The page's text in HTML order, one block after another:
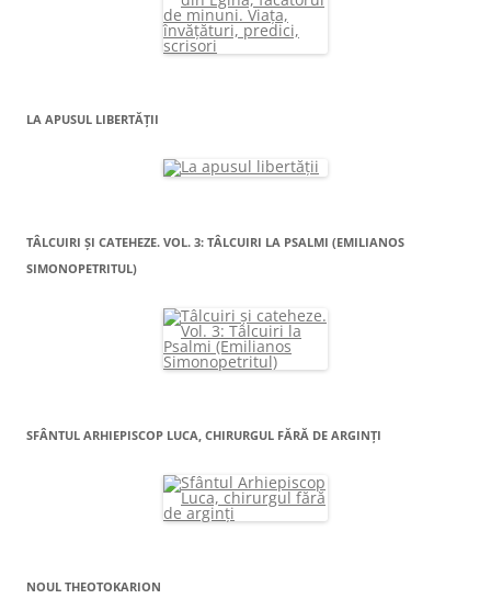
LA APUSUL LIBERTĂŢII
TÂLCUIRI ŞI CATEHEZE. VOL. 3: TÂLCUIRI LA PSALMI (EMILIANOS
SIMONOPETRITUL)
SFÂNTUL ARHIEPISCOP LUCA, CHIRURGUL FĂRĂ DE ARGINŢI
NOUL THEOTOKARION